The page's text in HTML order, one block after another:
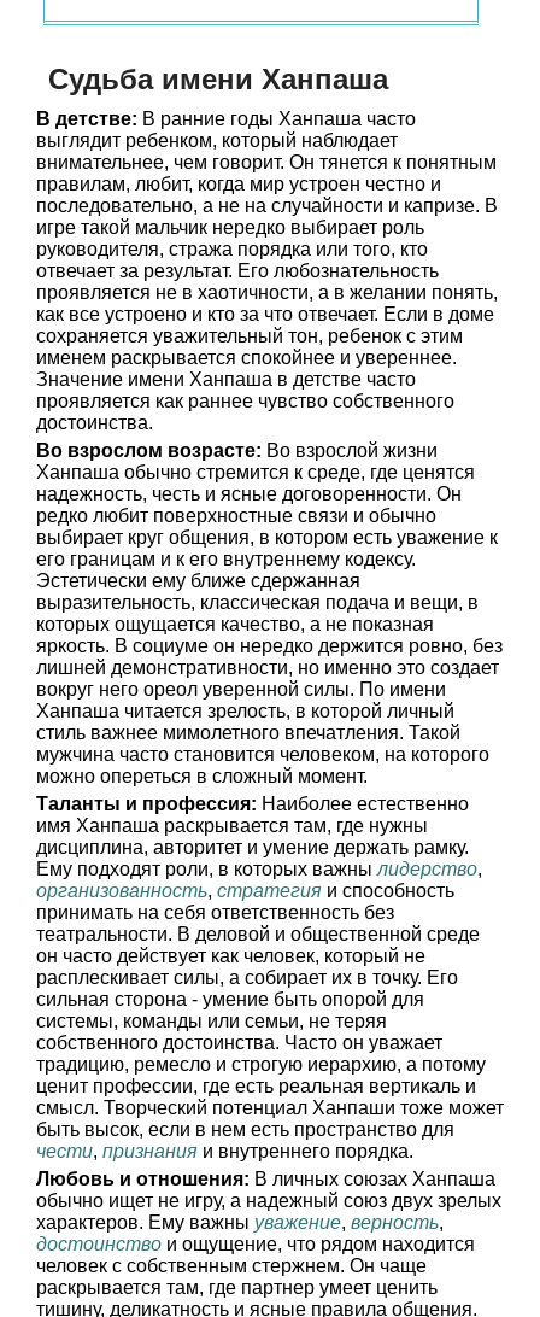
Судьба имени Ханпаша
В детстве: В ранние годы Ханпаша часто
выглядит ребенком, который наблюдает
внимательнее, чем говорит. Он тянется к понятным
правилам, любит, когда мир устроен честно и
последовательно, а не на случайности и капризе. В
игре такой мальчик нередко выбирает роль
руководителя, стража порядка или того, кто
отвечает за результат. Его любознательность
проявляется не в хаотичности, а в желании понять,
как все устроено и кто за что отвечает. Если в доме
сохраняется уважительный тон, ребенок с этим
именем раскрывается спокойнее и увереннее.
Значение имени Ханпаша в детстве часто
проявляется как раннее чувство собственного
достоинства.
Во взрослом возрасте: Во взрослой жизни
Ханпаша обычно стремится к среде, где ценятся
надежность, честь и ясные договоренности. Он
редко любит поверхностные связи и обычно
выбирает круг общения, в котором есть уважение к
его границам и к его внутреннему кодексу.
Эстетически ему ближе сдержанная
выразительность, классическая подача и вещи, в
которых ощущается качество, а не показная
яркость. В социуме он нередко держится ровно, без
лишней демонстративности, но именно это создает
вокруг него ореол уверенной силы. По имени
Ханпаша читается зрелость, в которой личный
стиль важнее мимолетного впечатления. Такой
мужчина часто становится человеком, на которого
можно опереться в сложный момент.
Таланты и профессия: Наиболее естественно
имя Ханпаша раскрывается там, где нужны
дисциплина, авторитет и умение держать рамку.
Ему подходят роли, в которых важны лидерство,
организованность, стратегия и способность
принимать на себя ответственность без
театральности. В деловой и общественной среде
он часто действует как человек, который не
расплескивает силы, а собирает их в точку. Его
сильная сторона - умение быть опорой для
системы, команды или семьи, не теряя
собственного достоинства. Часто он уважает
традицию, ремесло и строгую иерархию, а потому
ценит профессии, где есть реальная вертикаль и
смысл. Творческий потенциал Ханпаши тоже может
быть высок, если в нем есть пространство для
чести, признания и внутреннего порядка.
Любовь и отношения: В личных союзах Ханпаша
обычно ищет не игру, а надежный союз двух зрелых
характеров. Ему важны уважение, верность,
достоинство и ощущение, что рядом находится
человек с собственным стержнем. Он чаще
раскрывается там, где партнер умеет ценить
тишину, деликатность и ясные правила общения.